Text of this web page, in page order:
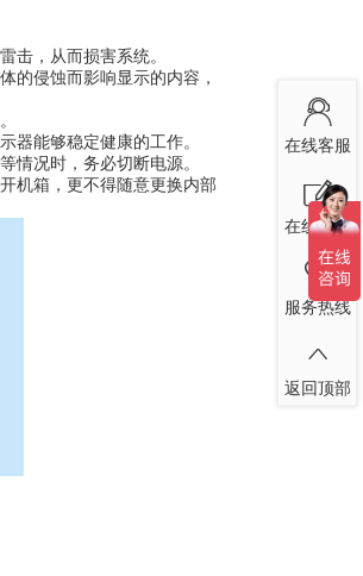
，从而损害系统。
侵蚀而影响显示的内容，
能够稳定健康的工作。
况时，务必切断电源。
机箱，更不得随意更换内部
在线客服
在线留言
服务热线
返回顶部